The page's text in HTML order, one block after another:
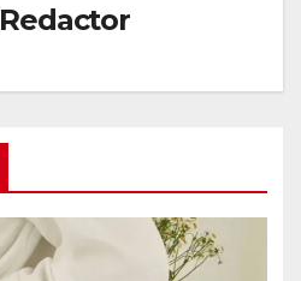
Redactor